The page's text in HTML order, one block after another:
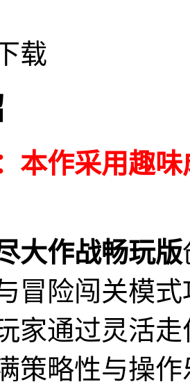
载
本作采用趣
大作战畅玩版
冒险闯关模
家通过灵活
策略性与操